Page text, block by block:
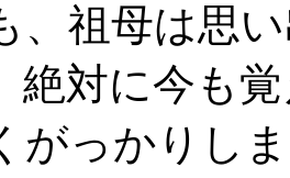
、祖母は思
絶対に今も
がっかりし